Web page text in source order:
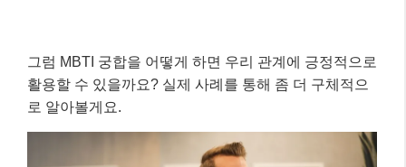
그럼 MBTI 궁합을 어떻게 하면 우리 관계에 긍정적으로
활용할 수 있을까요? 실제 사례를 통해 좀 더 구체적으
로 알아볼게요.